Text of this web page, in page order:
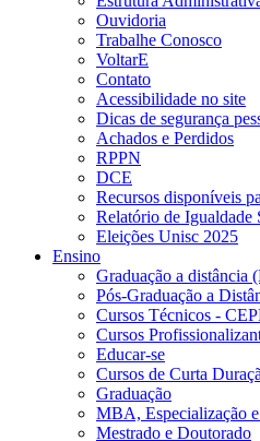
Ouvidoria
Trabalhe Conosco
VoltarE
Contato
Acessibilidade no site
Dicas de segurança
Achados e Perdidos
RPPN
DCE
Recursos disponíveis
Relatório de Igualdade
Eleições Unisc 2025
Ensino
Graduação a distância
Pós-Graduação a
Cursos Técnicos -
Cursos
Educar-se
Cursos de Curta
Graduação
MBA, Especialização
Mestrado e Doutorado